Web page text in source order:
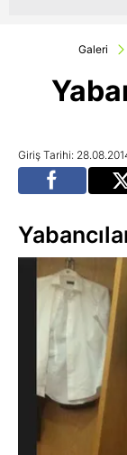
Galeri
Giriş Tarihi: